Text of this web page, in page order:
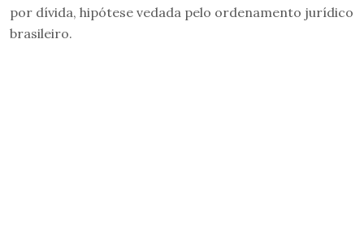
por dívida, hipótese vedada pelo ordenamento jurídico
brasileiro.